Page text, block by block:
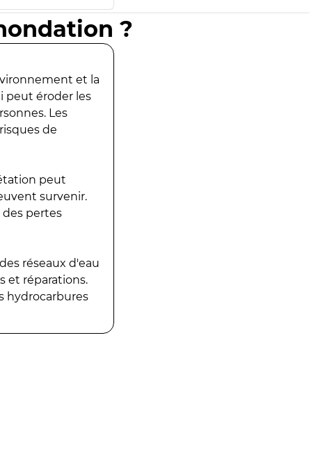
?
et la
peut éroder les
Les
de
peut
survenir.
pertes
réseaux d'eau
et réparations.
hydrocarbures